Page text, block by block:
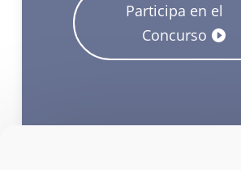
Participa en el
Concurso